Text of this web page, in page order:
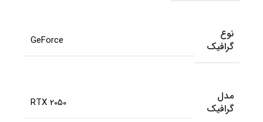
نوع
گرافیک
GeForce
مدل
گرافیک
RTX 2050